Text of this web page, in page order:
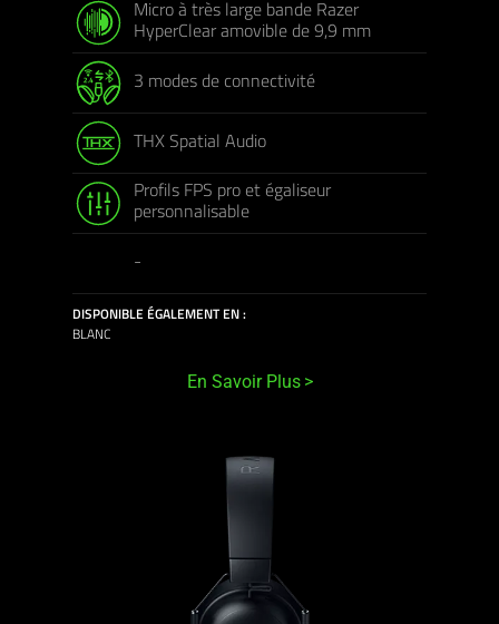
Micro à très large bande Razer
HyperClear amovible de 9,9 mm
3 modes de connectivité
THX Spatial Audio
Profils FPS pro et égaliseur
personnalisable
-
DISPONIBLE ÉGALEMENT EN :
BLANC
En Savoir Plus